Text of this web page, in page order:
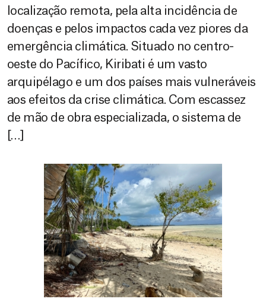
localização remota, pela alta incidência de
doenças e pelos impactos cada vez piores da
emergência climática. Situado no centro-
oeste do Pacífico, Kiribati é um vasto
arquipélago e um dos países mais vulneráveis
aos efeitos da crise climática. Com escassez
de mão de obra especializada, o sistema de
[…]